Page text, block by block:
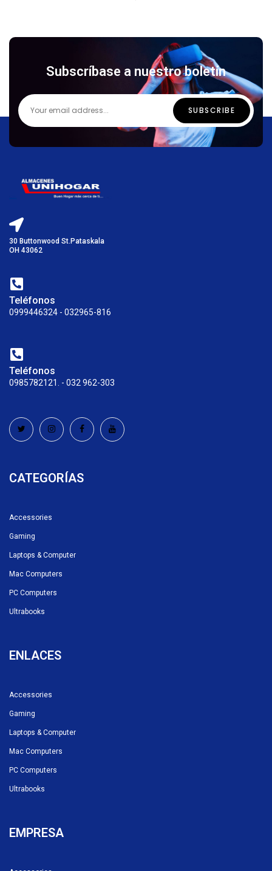
Subscríbase a nuestro boletín
30 Buttonwood St.Pataskala
OH 43062
Teléfonos
0999446324 - 032965-816
Teléfonos
0985782121. - 032 962-303
CATEGORÍAS
Accessories
Gaming
Laptops & Computer
Mac Computers
PC Computers
Ultrabooks
ENLACES
Accessories
Gaming
Laptops & Computer
Mac Computers
PC Computers
Ultrabooks
EMPRESA